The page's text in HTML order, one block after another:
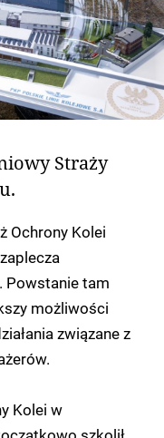
Straży
Ochrony Kolei
Powstanie tam
możliwości
związane z
Kolei w
szkolił